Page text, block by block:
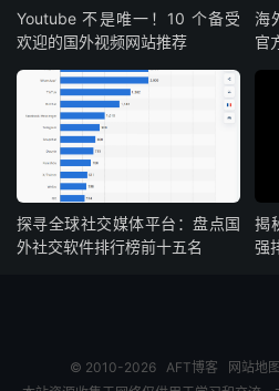
Youtube 不是唯一！10 个备受
欢迎的国外视频网站推荐
海
官
探寻全球社交媒体平台：盘点国
外社交软件排行榜前十五名
揭
强
© 2010-2026 AFT博客 网站地图